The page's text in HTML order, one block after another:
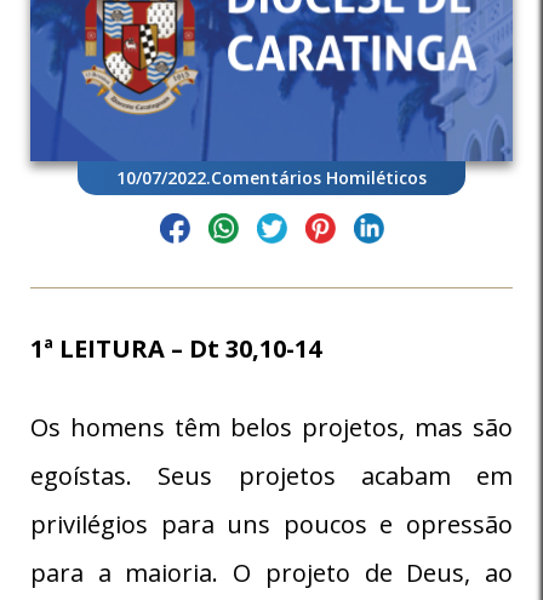
10/07/2022.Comentários Homiléticos
1ª LEITURA – Dt 30,10-14
Os homens têm belos projetos, mas são
egoístas. Seus projetos acabam em
privilégios para uns poucos e opressão
para a maioria. O projeto de Deus, ao